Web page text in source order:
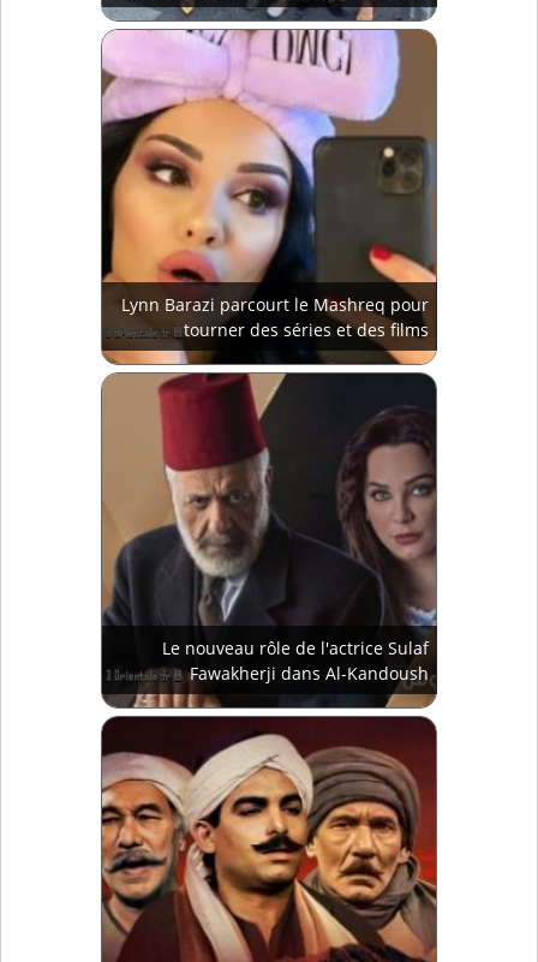
Lynn Barazi parcourt le Mashreq pour
tourner des séries et des films
Le nouveau rôle de l'actrice Sulaf
Fawakherji dans Al-Kandoush